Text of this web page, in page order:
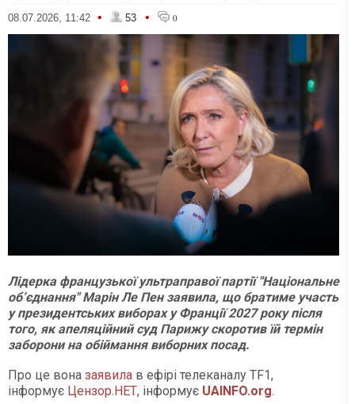
08.07.2026, 11:42 • 53 • 0
Лідерка французької ультраправої партії "Національне
обʼєднання" Марін Ле Пен заявила, що братиме участь
у президентських виборах у Франції 2027 року після
того, як апеляційний суд Парижу скоротив їй термін
заборони на обіймання виборних посад.
Про це вона заявила в ефірі телеканалу TF1,
інформує Цензор.НЕТ, інформує UAINFO.org.